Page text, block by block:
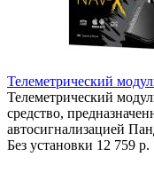
Телеметрический
Телеметрический
средство,
автосигнализацией
Без установки 12 759 р.